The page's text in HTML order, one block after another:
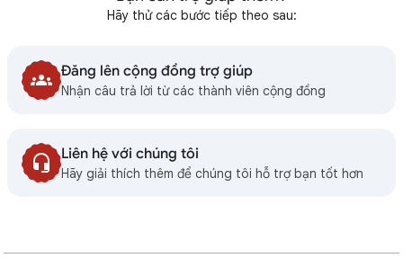
Hãy thử các bước tiếp theo sau:
Đăng lên cộng đồng trợ giúp
Nhận câu trả lời từ các thành viên cộng đồng
Liên hệ với chúng tôi
Hãy giải thích thêm để chúng tôi hỗ trợ bạn tốt hơn